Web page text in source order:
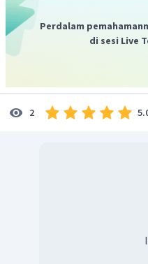
Perdalam
di sesi Live
2